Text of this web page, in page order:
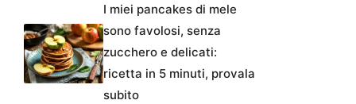
I miei pancakes di mele
sono favolosi, senza
zucchero e delicati:
ricetta in 5 minuti, provala
subito